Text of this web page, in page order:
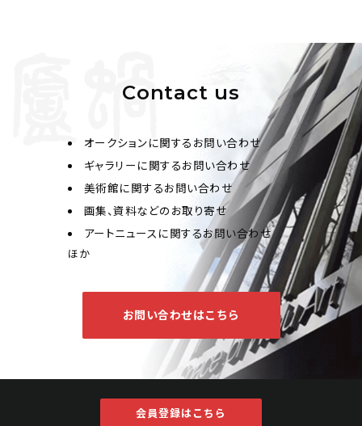
Contact us
オークションに関するお問い合わせ
ギャラリーに関するお問い合わせ
美術館に関するお問い合わせ
画集、資料などのお取り寄せ
アートニュースに関するお問い合わせ
ほか
お問い合わせはこちら
会員登録はこちら